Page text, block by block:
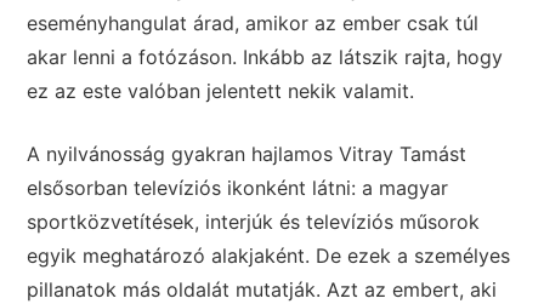
eseményhangulat árad, amikor az ember csak túl
akar lenni a fotózáson. Inkább az látszik rajta, hogy
ez az este valóban jelentett nekik valamit.
A nyilvánosság gyakran hajlamos Vitray Tamást
elsősorban televíziós ikonként látni: a magyar
sportközvetítések, interjúk és televíziós műsorok
egyik meghatározó alakjaként. De ezek a személyes
pillanatok más oldalát mutatják. Azt az embert, aki